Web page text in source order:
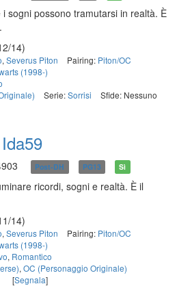
i sogni possono tramutarsi in realtà. È
14)
, Severus Piton Pairing: Piton/OC
(1998-)
Serie:Sorrisi
Sfide: Nessuno
Ida59
Post-DH PG13 Sì
ricordi, sogni e realtà. È il
14)
, Severus Piton Pairing: Piton/OC
(1998-)
, Romantico
, OC (Personaggio Originale)
[Segnala]